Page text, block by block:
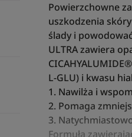
Powierzchowne
uszkodzenia
ślady i
ULTRA zawiera
L-GLU) i kwasu
1. Nawilża i
2. Pomaga
3.
Formuła